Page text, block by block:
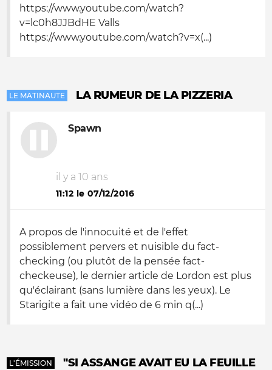
https://www.youtube.com/watch?
v=lc0h8JJBdHE Valls
https://www.youtube.com/watch?v=x(...)
LE MATINAUTE LA RUMEUR DE LA PIZZERIA
Spawn
il y a 10 ans
11:12 le 07/12/2016
A propos de l'innocuité et de l'effet
possiblement pervers et nuisible du fact-
checking (ou plutôt de la pensée fact-
checkeuse), le dernier article de Lordon est plus
qu'éclairant (sans lumière dans les yeux). Le
Starigite a fait une vidéo de 6 min q(...)
L'ÉMISSION
"SI ASSANGE AVAIT EU LA FEUILLE